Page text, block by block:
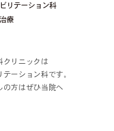
リテーション科
療
クリニックは
ーション科です。
の方はぜひ当院へ